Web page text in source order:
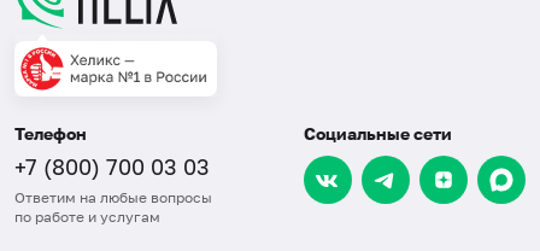
Телефон
+7 (800) 700 03 03
Ответим на любые вопросы
по работе и услугам
Социальные сети